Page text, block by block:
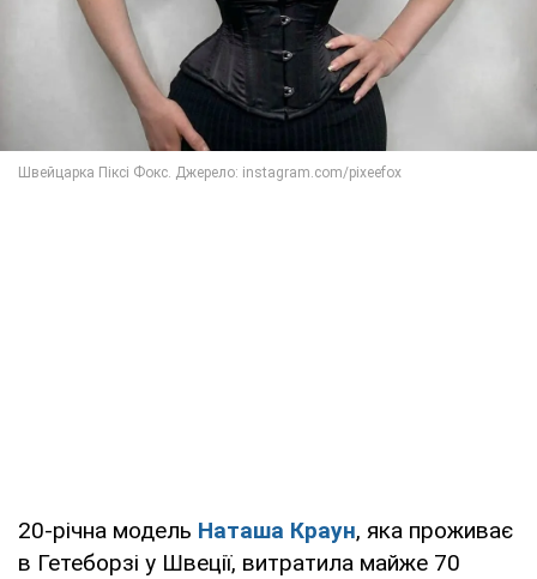
20-річна модель Наташа Краун, яка проживає
в Гетеборзі у Швеції, витратила майже 70